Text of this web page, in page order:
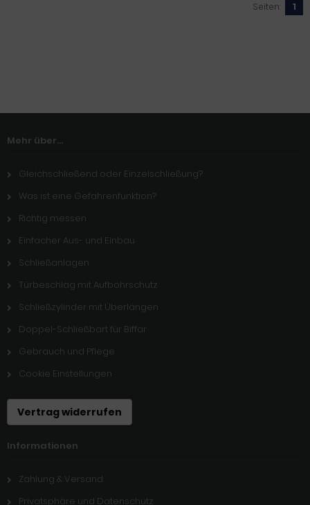
Seiten: 1
Mehr über...
Gleichschließend oder Einzelschließung?
Was ist eine Gefahrenfunktion?
Richtig messen
Einfacher Aus- und Einbau
Schließanlagen
Türbeschlag mit Aufbohrschutz
Schließzylinder mit Überlängen
Doppel-Schließbart für Biffar
Gebrauch und Pflege
Cookie Einstellungen
Vertrag widerrufen
Informationen
Zahlung & Versand
Privatsphäre und Datenschutz